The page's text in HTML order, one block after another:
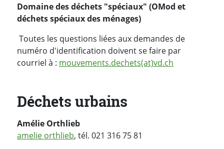
Domaine des déchets "spéciaux" (OMod et
déchets spéciaux des ménages)
Toutes les questions liées aux demandes de
numéro d'identification doivent se faire par
courriel à : mouvements.dechets(at)vd.ch
Déchets urbains
Amélie Orthlieb
amelie orthlieb, tél. 021 316 75 81